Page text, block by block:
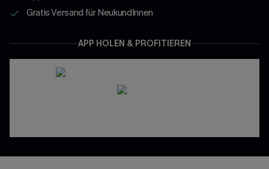
Gratis Versand für NeukundInnen
APP HOLEN & PROFITIEREN